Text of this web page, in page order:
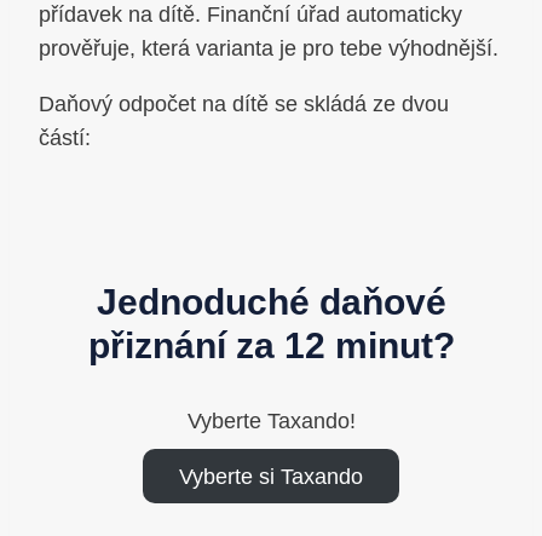
přídavek na dítě. Finanční úřad automaticky
prověřuje, která varianta je pro tebe výhodnější.
Daňový odpočet na dítě se skládá ze dvou
částí:
Jednoduché daňové
přiznání za 12 minut?
Vyberte Taxando!
Vyberte si Taxando